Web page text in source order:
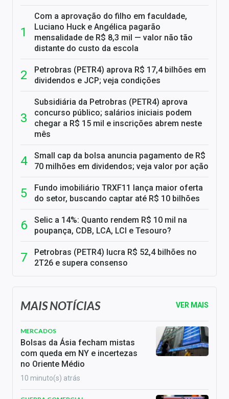
Com a aprovação do filho em faculdade,
Luciano Huck e Angélica pagarão
mensalidade de R$ 8,3 mil — valor não tão
distante do custo da escola
Petrobras (PETR4) aprova R$ 17,4 bilhões em
dividendos e JCP; veja condições
Subsidiária da Petrobras (PETR4) aprova
concurso público; salários iniciais podem
chegar a R$ 15 mil e inscrições abrem neste
mês
Small cap da bolsa anuncia pagamento de R$
70 milhões em dividendos; veja valor por ação
Fundo imobiliário TRXF11 lança maior oferta
do setor, buscando captar até R$ 10 bilhões
Selic a 14%: Quanto rendem R$ 10 mil na
poupança, CDB, LCA, LCI e Tesouro?
Petrobras (PETR4) lucra R$ 52,4 bilhões no
2T26 e supera consenso
MAIS NOTÍCIAS VER MAIS
MERCADOS
Bolsas da Ásia fecham mistas
com queda em NY e incertezas
no Oriente Médio
10 minuto(s) atrás